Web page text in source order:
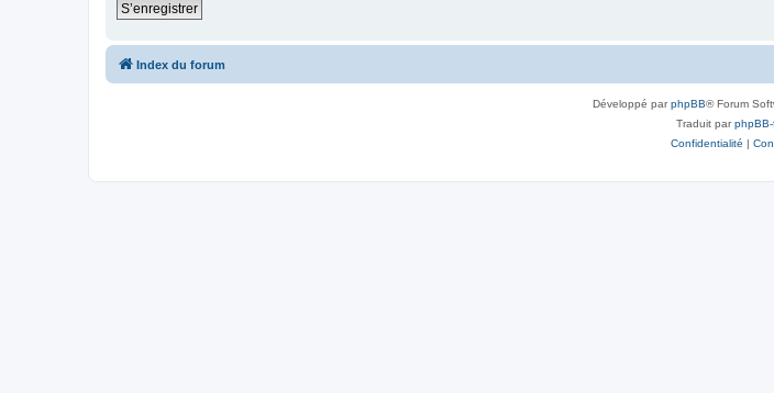
S’enregistrer
Index du forum
Développé parphpBB® Forum
Traduit parphpBB-
Confidentialité |